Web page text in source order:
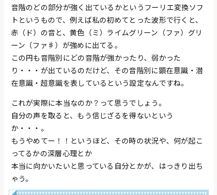
音階のどの部分が強く出ているかというフーリエ変換ソフ
トというもので、例えば私の初めてとった波形で行くと、
赤（ド）の音と、黄色（ミ）ライムグリーン（ファ）グリ
ーン（ファ♯）が強めに出てる。
この円も音階別にどの音階が強かったり、弱かった
り・・・が出ているのだけど、その音階別に顕在意識・潜
在意識・超意識を表しているという設定なんですね。
これが実際に本当なのか？って思うでしょう。
自分の声を取ると、もう信じざるを得ないという
か・・・。
もうやめてー！！というほど、その時の状況や、何が起こ
ってるかの深層心理とか
本当に向かいたいと思っている自分とかが、はっきり出ち
ゃう。